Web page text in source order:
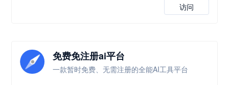
访问
免费免注册ai平台
一款暂时免费、无需注册的全能AI工具平台